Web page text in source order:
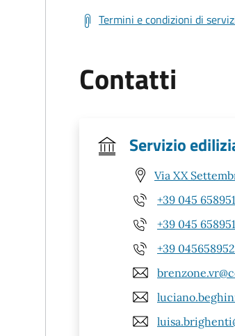
Termini e condizioni di
Contatti
Servizio
Via XX
+39 045
+39 045
+39